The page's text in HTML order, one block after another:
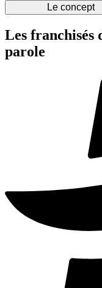
Le concept
Les franchisés
parole